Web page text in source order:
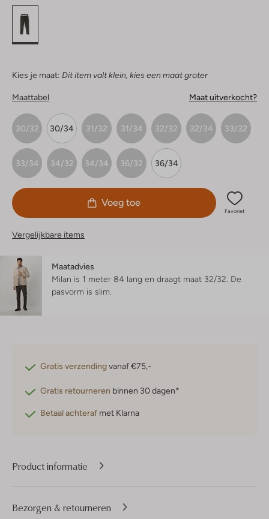
Kies je maat: Dit item valt klein, kies een maat groter
Maattabel Maat uitverkocht?
30/32 30/34 31/32 31/34 32/32 32/34 33/32
33/34 34/32 34/34 36/32 36/34
Voeg toe
Favoriet
Vergelijkbare items
Maatadvies
Milan is 1 meter 84 lang en draagt maat 32/32. De
pasvorm is slim
Gratis verzendingvanaf €75,-
Gratis retourneren binnen 30 dagen*
Betaal achteraf met Klarna
Product informatie
Bezorgen & retourneren